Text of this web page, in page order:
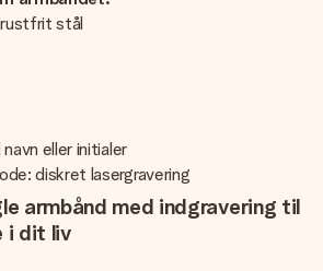
stål
eller initialer
diskret lasergravering
armbånd med indgravering til
i dit liv